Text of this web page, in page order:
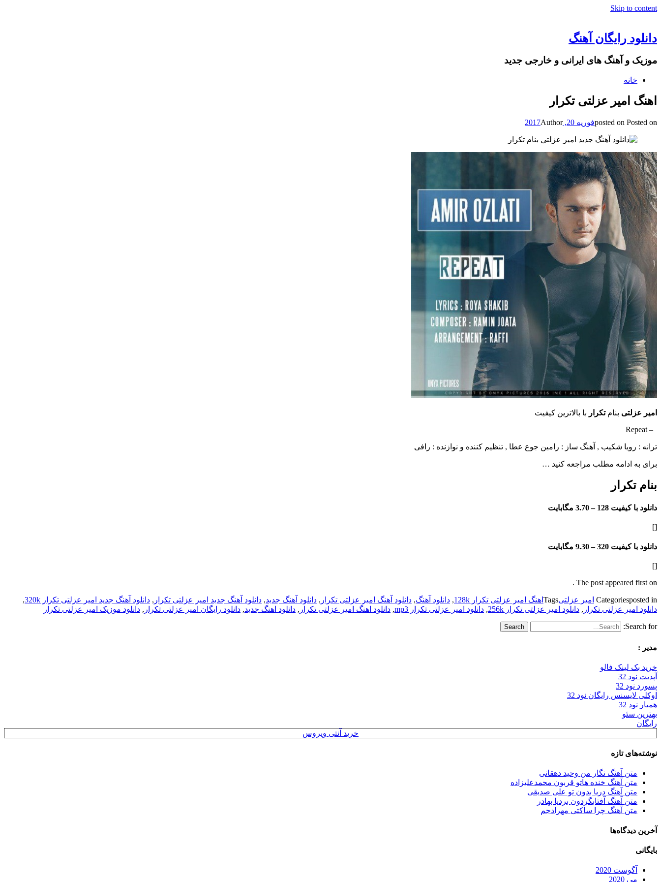
Skip to content
دانلود رایگان آهنگ
موزیک و آهنگ های ایرانی و خارجی جدید
خانه
اهنگ امیر عزلتی تکرار
posted on Posted on فوریه 20, 2017 Author
امیر عزلتی بنامتکرار با بالاترین کیفیت
– Repeat
ترانه : رویا شکیب , آهنگ ساز : رامین جوع عطا , تنظیم کننده و نوازنده : رافی
برای به ادامه مطلب مراجعه کنید …
بنام تکرار
دانلود با کیفیت 128 – 3.70 مگابایت
[]
دانلود با کیفیت 320 – 9.30 مگابایت
[]
The post appeared first on .
Categoriesposted in امیر عزلتیTags اهنگ امیر عزلتی تکرار 128k , دانلود آهنگ, دانلود آهنگ امیر عزلتی تکرار , دانلود آهنگ جدید, دانلود آهنگ جدید امیر عزلتی تکرار , دانلود آهنگ جدید امیر عزلتی تکرار 320k
,
دانلود امیر عزلتی تکرار , دانلود امیر عزلتی تکرار 256k , دانلود امیر عزلتی تکرار mp3 , دانلود اهنگ امیر عزلتی تکرار , دانلود اهنگ جدید, دانلود رایگان امیر عزلتی تکرار , دانلود موزیک امیر عزلتی تکرار
Search for:
مدیر :
خرید بک لینک فالو
آپدیت نود 32
پسورد نود 32
اوکلی لایسنس رایگان نود 32
همیار نود 32
بهترین سئو
رایگان
خرید آنتی ویروس
نوشته‌های تازه
متن آهنگ نگار من وحید دهقانی
متن آهنگ خنده هاتو قربون محمدعلیزاده
متن آهنگ دریا بدون تو علی صدیقی
متن آهنگ آفتابگردون بردیا بهادر
متن آهنگ چرا ساکتی مهرادجم
آخرین دیدگاه‌ها
بایگانی
آگوست 2020
می 2020